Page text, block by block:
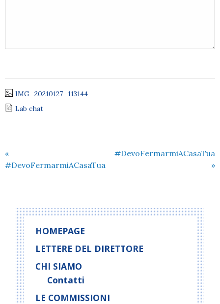
IMG_20210127_113144
Lab chat
«
#DevoFermarmiACasaTua
#DevoFermarmiACasaTua
»
HOMEPAGE
LETTERE DEL DIRETTORE
CHI SIAMO
Contatti
LE COMMISSIONI